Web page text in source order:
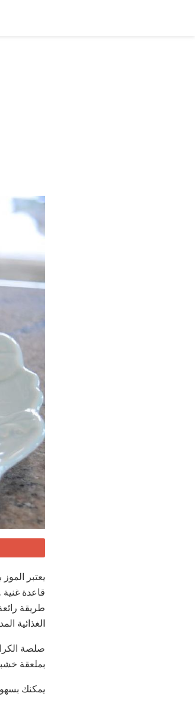
يعتبر الموز
قاعدة غنية
طريقة
الغذائية
صلصة
بملعقة
يمكنك